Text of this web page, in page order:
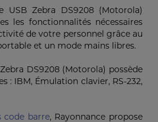
USB Zebra DS9208 (Motorola)
les fonctionnalités nécessaires
de votre personnel grâce au
et un mode mains libres.
DS9208 (Motorola) possède
: IBM, Émulation clavier, RS-232,
code barre, Rayonnance propose